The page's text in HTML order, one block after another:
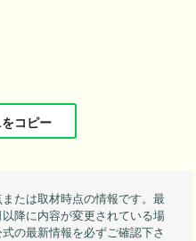
コピー
たは取材時点の情報です。最
降に内容が変更されている場
の最新情報を必ずご確認下さ